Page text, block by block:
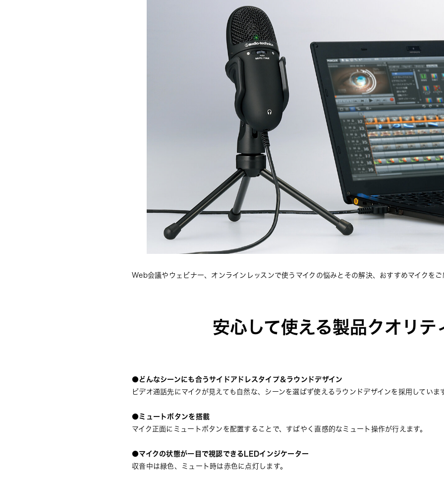
Web会議やウェビナー、オンラインレッスンで使うマイクの悩みとその解決、おすすめマイクをご
安心して使える製品クオリテ
●どんなシーンにも合うサイドアドレスタイプ＆ラウンドデザイン
ビデオ通話先にマイクが見えても自然な、シーンを選ばず使えるラウンドデザインを採用していま
●ミュートボタンを搭載
マイク正面にミュートボタンを配置することで、すばやく直感的なミュート操作が行えます。
●マイクの状態が一目で視認できるLEDインジケーター
収音中は緑色、ミュート時は赤色に点灯します。